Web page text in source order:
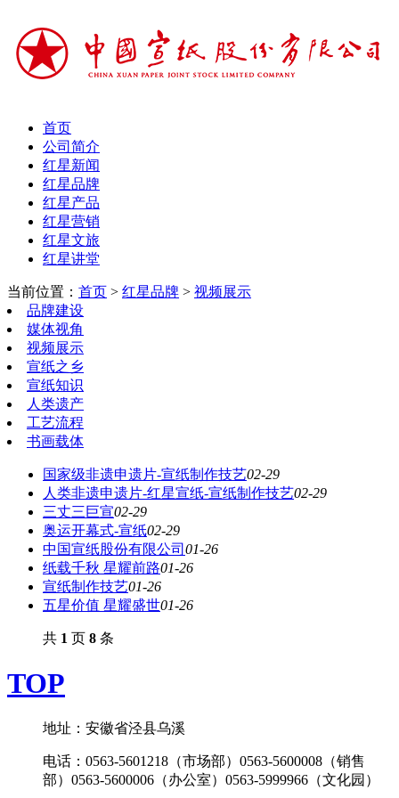
首页
公司简介
红星新闻
红星品牌
红星产品
红星营销
红星文旅
红星讲堂
当前位置： 首页 > 红星品牌 > 视频展示
品牌建设
媒体视角
视频展示
宣纸之乡
宣纸知识
人类遗产
工艺流程
书画载体
国家级非遗申遗片-宣纸制作技艺02-29
人类非遗申遗片-红星宣纸-宣纸制作技艺02-29
三丈三巨宣02-29
奥运开幕式-宣纸02-29
中国宣纸股份有限公司 01-26
纸载千秋 星耀前路01-26
宣纸制作技艺01-26
五星价值 星耀盛世01-26
共 1 页 8 条
TOP
地址：安徽省泾县乌溪
电话：0563-5601218（市场部）0563-5600008（销售
部）0563-5600006（办公室）0563-5999966（文化园）